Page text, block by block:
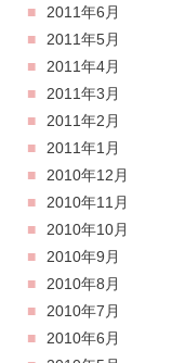
2011年6月
2011年5月
2011年4月
2011年3月
2011年2月
2011年1月
2010年12月
2010年11月
2010年10月
2010年9月
2010年8月
2010年7月
2010年6月